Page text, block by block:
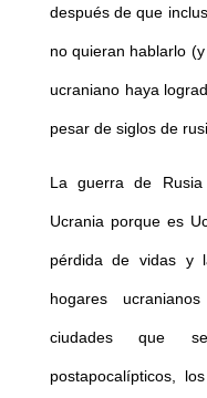
después de que
no quieran hablarlo
ucraniano haya
pesar de siglos de
La guerra de Rusia
Ucrania porque es
pérdida de vidas y
hogares
ciudades que
postapocalípticos,